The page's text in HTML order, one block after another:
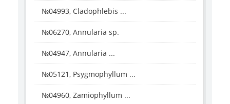
№04993, Cladophlebis ...
№06270, Annularia sp.
№04947, Annularia ...
№05121, Psygmophyllum ...
№04960, Zamiophyllum ...